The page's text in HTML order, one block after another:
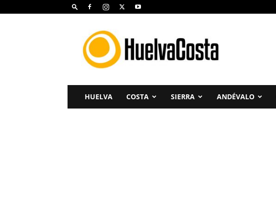
Huelva
Costa
HUELVA COSTA SIERRA ANDÉVALO